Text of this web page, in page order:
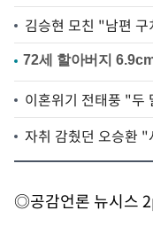
김승현 모친 "남편
이혼위기 전태풍 "두
자취 감췄던 오승환
◎공감언론 뉴시스